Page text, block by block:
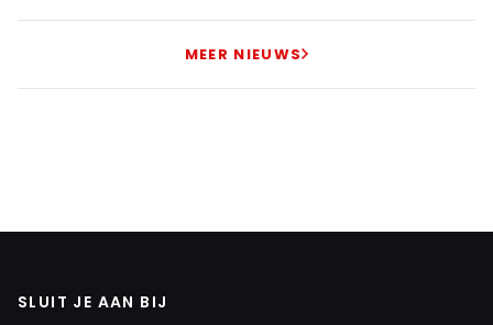
MEER NIEUWS
SLUIT JE AAN BIJ